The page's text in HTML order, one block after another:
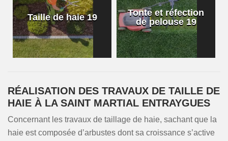
Taille de haie 19
Tonte et réfection
de pelouse 19
RÉALISATION DES TRAVAUX DE TAILLE DE
HAIE À LA SAINT MARTIAL ENTRAYGUES
Concernant les travaux de taillage de haie, sachant que la
haie est composée d’arbustes dont sa croissance s’active